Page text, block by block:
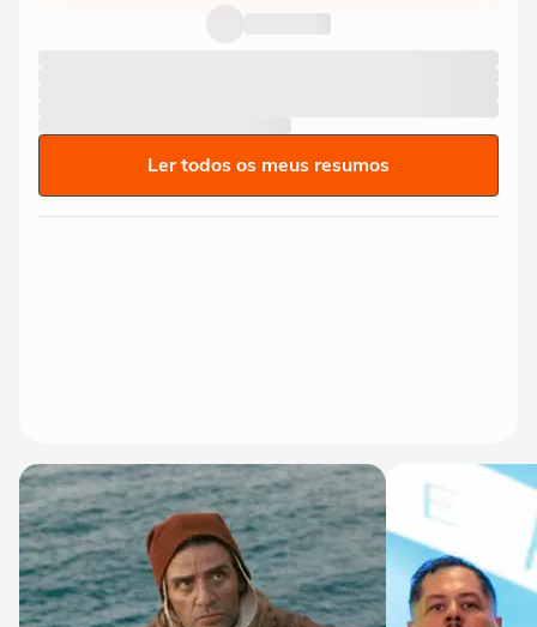
milionário e acena para fãs
Ler todos os meus resumos